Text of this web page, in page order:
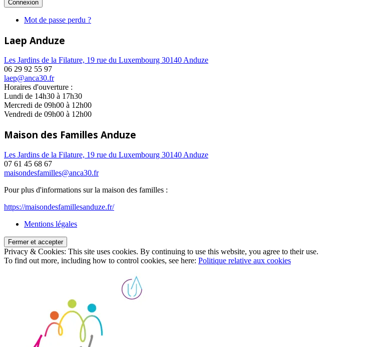
Mot de passe perdu ?
Laep Anduze
Les Jardins de la Filature, 19 rue du Luxembourg 30140 Anduze
06 29 92 55 97
laep@anca30.fr
Horaires d'ouverture :
Lundi de 14h30 à 17h30
Mercredi de 09h00 à 12h00
Vendredi de 09h00 à 12h00
Maison des Familles Anduze
Les Jardins de la Filature, 19 rue du Luxembourg 30140 Anduze
07 61 45 68 67
maisondesfamilles@anca30.fr
Pour plus d'informations sur la maison des familles :
https://maisondesfamillesanduze.fr/
Mentions légales
Privacy & Cookies: This site uses cookies. By continuing to use this website, you agree to their use.
To find out more, including how to control cookies, see here: Politique relative aux cookies